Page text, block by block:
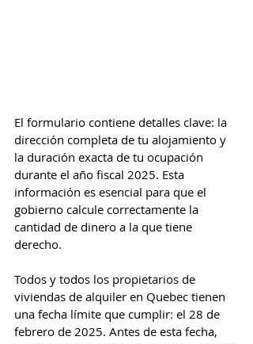
El formulario contiene detalles clave: la
dirección completa de tu alojamiento y
la duración exacta de tu ocupación
durante el año fiscal 2025. Esta
información es esencial para que el
gobierno calcule correctamente la
cantidad de dinero a la que tiene
derecho.
Todos y todos los propietarios de
viviendas de alquiler en Quebec tienen
una fecha límite que cumplir: el 28 de
febrero de 2025. Antes de esta fecha,